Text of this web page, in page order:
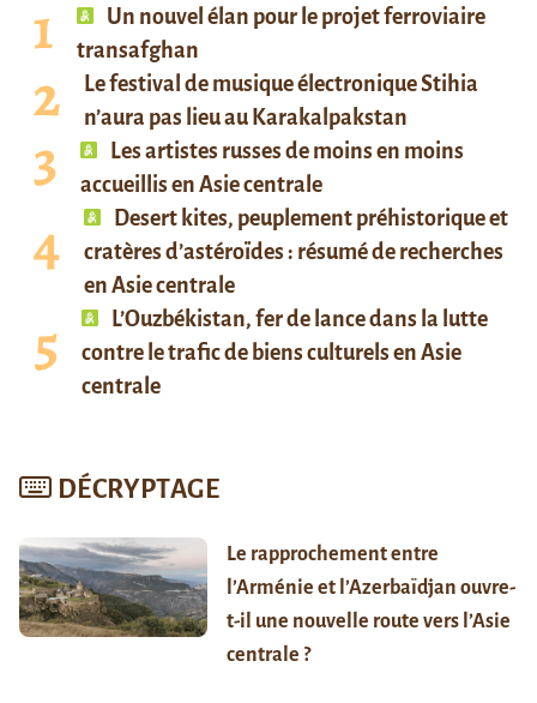
Un nouvel élan pour le projet ferroviaire
transafghan
Le festival de musique électronique Stihia
n’aura pas lieu au Karakalpakstan
Les artistes russes de moins en moins
accueillis en Asie centrale
Desert kites, peuplement préhistorique et
cratères d’astéroïdes : résumé de recherches
en Asie centrale
L’Ouzbékistan, fer de lance dans la lutte
contre le trafic de biens culturels en Asie
centrale
DÉCRYPTAGE
Le rapprochement entre
l’Arménie et l’Azerbaïdjan ouvre-
t-il une nouvelle route vers l’Asie
centrale ?